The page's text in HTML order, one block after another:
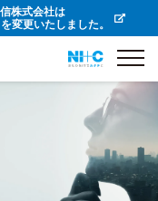
株式会社は
変更いたしました。